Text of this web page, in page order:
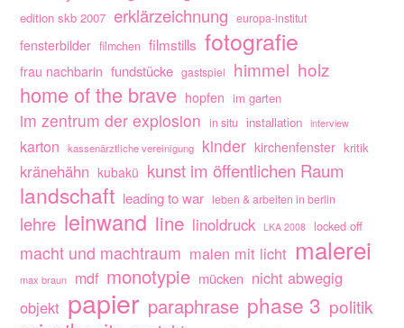
edition skb 2007 erklärzeichnung europa-institut
fensterbilder filmchen filmstills fotografie
frau nachbarin fundstücke gastspiel himmel holz
home of the brave hopfen im garten
im zentrum der explosion in situ installation interview
karton kassenärztliche vereinigung kinder kirchenfenster kritik
kränehähn kubakü kunst im öffentlichen Raum
landschaft leading to war leben & arbeiten in berlin
lehre leinwand line linoldruck LKA 2008 locked off
macht und machtraum malen mit licht malerei
max braun mdf monotypie mücken nicht abwegig
objekt papier paraphrase phase 3 politik